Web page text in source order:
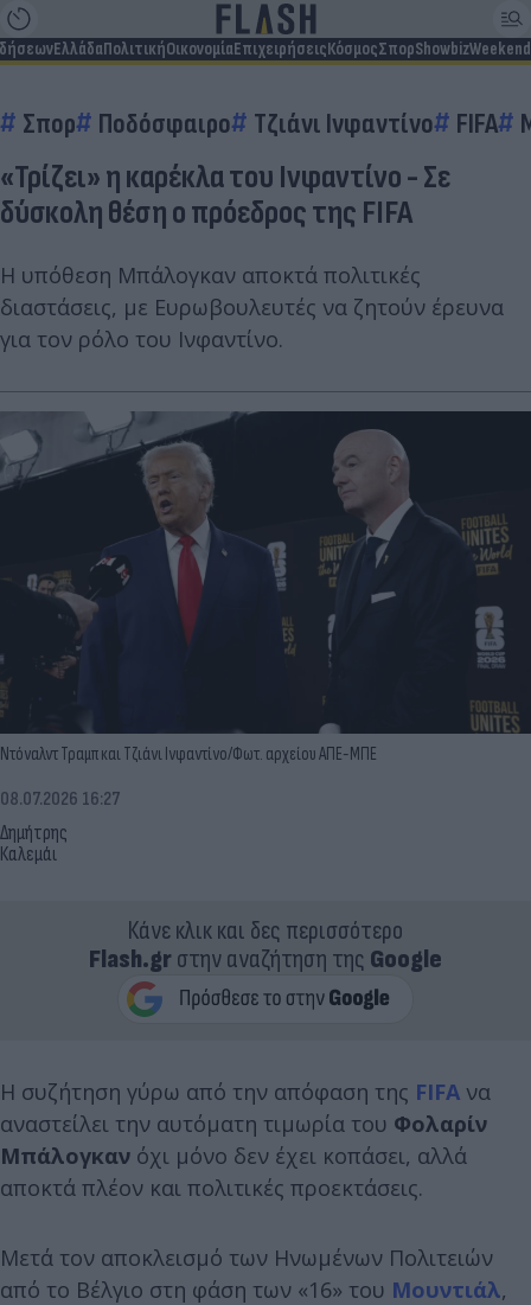
ΕλλάδαΠολιτικήΟικονομίαΕπιχειρήσειςΚόσμοςΣπορShowbizWeekend
Σπορ Ποδόσφαιρο Τζιάνι Ινφαντίνο FIFA
«Τρίζει» η καρέκλα του Ινφαντίνο - Σε
δύσκολη θέση ο πρόεδρος της FIFA
Η υπόθεση Μπάλογκαν αποκτά πολιτικές
διαστάσεις, με Ευρωβουλευτές να ζητούν έρευνα
για τον ρόλο του Ινφαντίνο.
Ντόναλντ Τραμπ και Τζιάνι Ινφαντίνο/Φωτ. αρχείου ΑΠΕ-ΜΠΕ
Δημήτρης
Καλεμάι
08.07.2026 16:27
Κάνε κλικ και δες περισσότερο
Flash.grστην αναζήτηση της Google
Η συζήτηση γύρω από την απόφαση της FIFA να
αναστείλει την αυτόματη τιμωρία του Φολαρίν
Μπάλογκαν όχι μόνο δεν έχει κοπάσει, αλλά
αποκτά πλέον και πολιτικές προεκτάσεις.
Μετά τον αποκλεισμό των Ηνωμένων Πολιτειών
από το Βέλγιο στη φάση των «16» του Μουντιάλ,